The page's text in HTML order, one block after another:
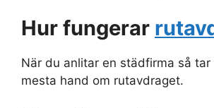
Hur fungerar
När du anlitar en städfirma så
mesta hand om rutavdraget.